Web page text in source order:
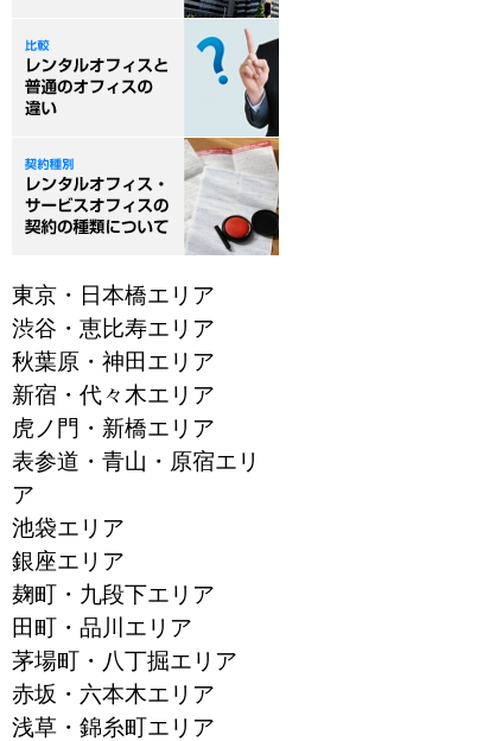
東京・日本橋エリア
渋谷・恵比寿エリア
秋葉原・神田エリア
新宿・代々木エリア
虎ノ門・新橋エリア
表参道・青山・原宿エリ
ア
池袋エリア
銀座エリア
麹町・九段下エリア
田町・品川エリア
茅場町・八丁掘エリア
赤坂・六本木エリア
浅草・錦糸町エリア